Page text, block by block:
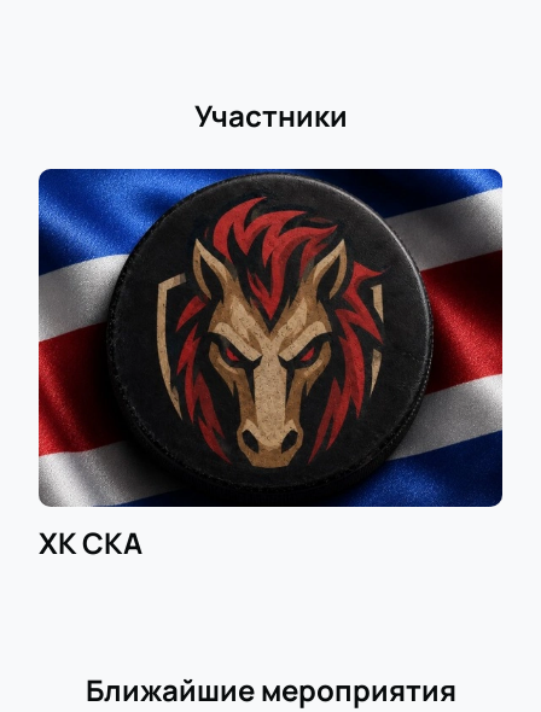
Участники
ХК СКА
Ближайшие мероприятия